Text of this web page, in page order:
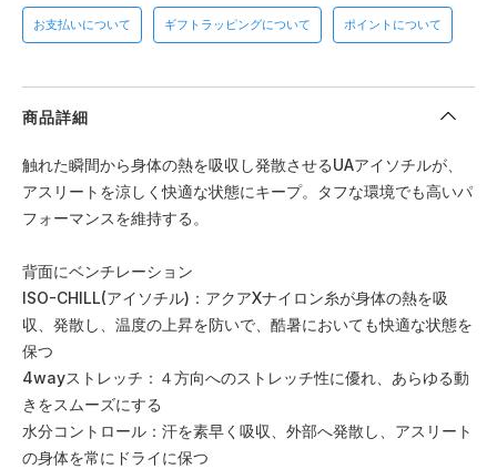
お支払いについて ギフトラッピングについて ポイントについて
商品詳細
触れた瞬間から身体の熱を吸収し発散させるUAアイソチルが、
アスリートを涼しく快適な状態にキープ。タフな環境でも高いパ
フォーマンスを維持する。
背面にベンチレーション
ISO-CHILL(アイソチル)：アクアXナイロン糸が身体の熱を吸
収、発散し、温度の上昇を防いで、酷暑においても快適な状態を
保つ
4wayストレッチ：４方向へのストレッチ性に優れ、あらゆる動
きをスムーズにする
水分コントロール：汗を素早く吸収、外部へ発散し、アスリート
の身体を常にドライに保つ